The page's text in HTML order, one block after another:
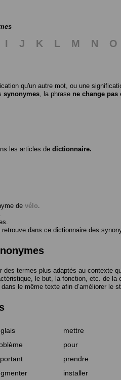
I J K L M N O
qu'un autre mot, ou une
synonymes , la phrase ne change pas
les articles de dictionnaire.
de vélo
dans ce dictionnaire des
des termes plus adaptés au contexte
le but, la fonction, etc. de
le même texte afin d’améliorer le
mettre
pour
prendre
installer